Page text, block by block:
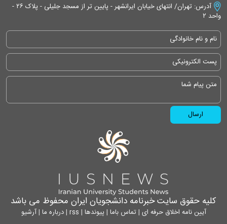
آدرس: تهران/ انتهای خیابان ایرانشهر - پایین تر از مسجد جلیلی - پلاک ۲۶ -
واحد ۲
کلیه حقوق سایت خبرنامه دانشجویان ایران محفوظ می باشد
آیین نامه اخلاق حرفه ای | تماس باما | پیوندها |
rss
|درباره ما |آرشیو